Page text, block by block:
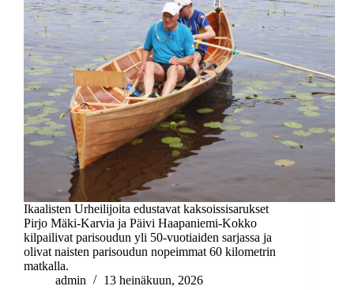
Ikaalisten Urheilijoita edustavat kaksoissisarukset
Pirjo Mäki-Karvia ja Päivi Haapaniemi-Kokko
kilpailivat parisoudun yli 50-vuotiaiden sarjassa ja
olivat naisten parisoudun nopeimmat 60 kilometrin
matkalla.
admin
13 heinäkuun, 2026